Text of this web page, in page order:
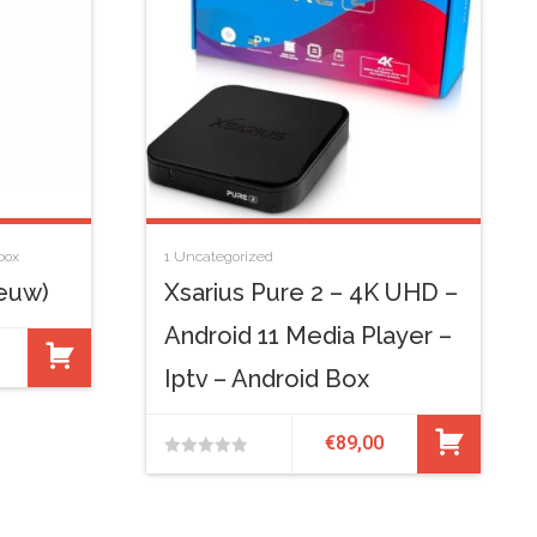
1 Uncategorized
Xsarius Pure 2 – 4K UHD –
Android 11 Media Player –
Iptv – Android Box
€89,00